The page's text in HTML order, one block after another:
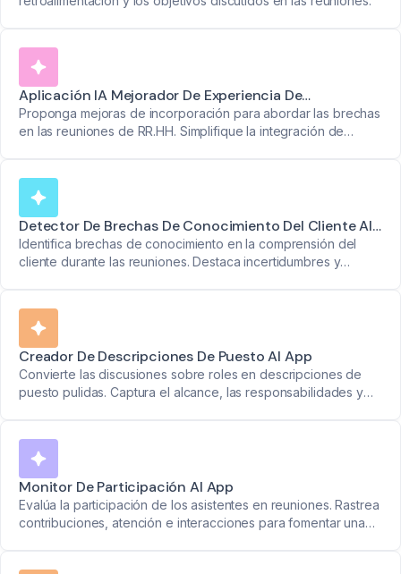
Aplicación IA Mejorador De Experiencia De
Incorporación
Proponga mejoras de incorporación para abordar las brechas
en las reuniones de RR.HH. Simplifique la integración de
Detector De Brechas De Conocimiento Del Cliente AI
App
Identifica brechas de conocimiento en la comprensión del
cliente durante las reuniones. Destaca incertidumbres y
Creador De Descripciones De Puesto AI App
Convierte las discusiones sobre roles en descripciones de
puesto pulidas. Captura el alcance, las responsabilidades y
Monitor De Participación AI App
Evalúa la participación de los asistentes en reuniones. Rastrea
contribuciones, atención e interacciones para fomentar una